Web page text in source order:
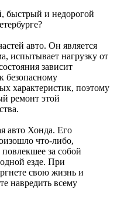
быстрый и недорогой
авто. Он является
испытывает нагрузку от
зависит
безопасному
характеристик, поэтому
ремонт этой
авто Хонда. Его
что-либо,
за собой
езде. При
свою жизнь и
навредить всему